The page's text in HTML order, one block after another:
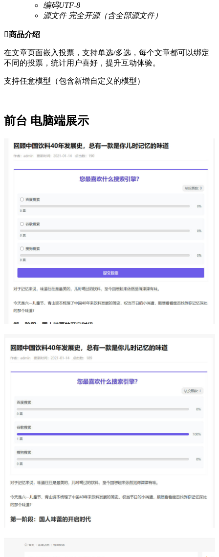
编码UTF-8
源文件完全开源（含全部源文件）
商品介绍
在文章页面嵌入投票 ，支持单选/多选 ，每个文章都可以绑定
不同的投票 ，统计用户喜好，提升互动体验。
支持任意模型（包含新增自定义的模型）
前台 电脑端展示